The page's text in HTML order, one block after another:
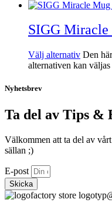
SIGG
Välj alternativ Den
alternativen kan
Nyhetsbrev
Ta del av Tips &
Välkommen att ta del av
sällan ;)
E-post
Skicka